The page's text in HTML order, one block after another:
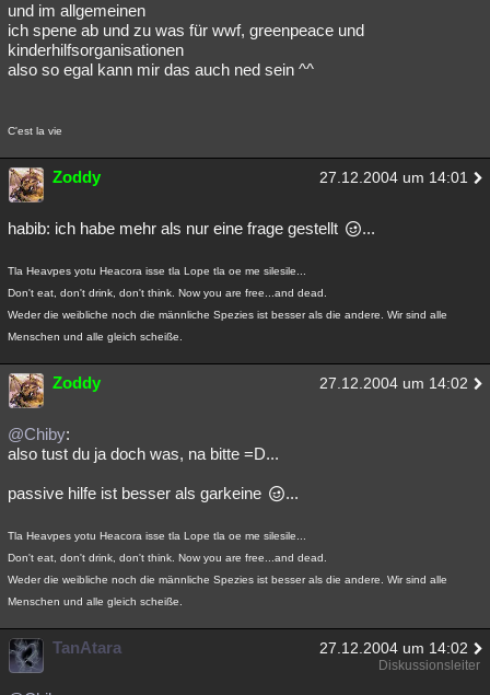
und im allgemeinen
ich spene ab und zu was für wwf, greenpeace und
kinderhilfsorganisationen
also so egal kann mir das auch ned sein ^^
C'est la vie
Zoddy 27.12.2004 um 14:01
habib: ich habe mehr als nur eine frage gestellt ...
Tla Heavpes yotu Heacora isse tla Lope tla oe me silesile...
Don't eat, don't drink, don't think. Now you are free...and dead.
Weder die weibliche noch die männliche Spezies ist besser als die andere. Wir sind alle
Menschen und alle gleich scheiße.
Zoddy 27.12.2004 um 14:02
@Chiby:
also tust du ja doch was, na bitte =D...
passive hilfe ist besser als garkeine ...
Tla Heavpes yotu Heacora isse tla Lope tla oe me silesile...
Don't eat, don't drink, don't think. Now you are free...and dead.
Weder die weibliche noch die männliche Spezies ist besser als die andere. Wir sind alle
Menschen und alle gleich scheiße.
TanAtara 27.12.2004 um 14:02
Diskussionsleiter